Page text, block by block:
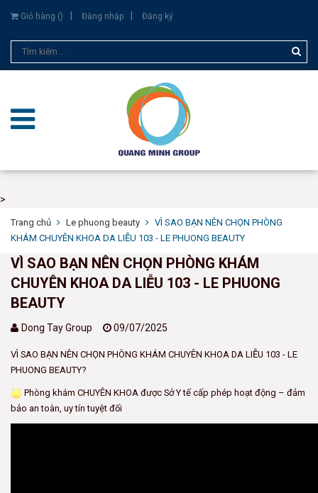
Giỏ hàng () Đăng nhập Đăng ký
>
Trang chủ Le phuong beauty
VÌ SAO BẠN NÊN CHỌN PHÒNG
KHÁM CHUYÊN KHOA DA LIỄU 103 - LE PHUONG BEAUTY
VÌ SAO BẠN NÊN CHỌN PHÒNG KHÁM
CHUYÊN KHOA DA LIỄU 103 - LE PHUONG
BEAUTY
Dong Tay Group 09/07/2025
VÌ SAO BẠN NÊN CHỌN PHÒNG KHÁM CHUYÊN KHOA DA LIỄU 103 - LE
PHUONG BEAUTY?
Phòng khám CHUYÊN KHOA được Sở Y tế cấp phép hoạt động – đảm
bảo an toàn, uy tín tuyệt đối